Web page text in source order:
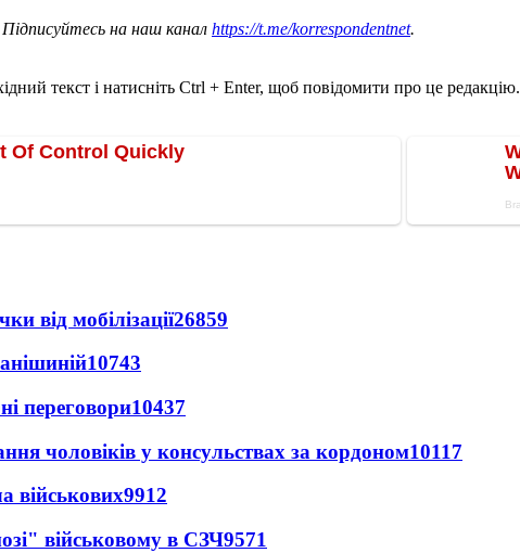
на наш канал https://t.me/korrespondentnet.
текст і натисніть Ctrl + Enter, щоб повідомити про це редакцію.
від мобілізації26859
10743
переговори10437
чоловіків у консульствах за кордоном10117
військових9912
військовому в СЗЧ9571